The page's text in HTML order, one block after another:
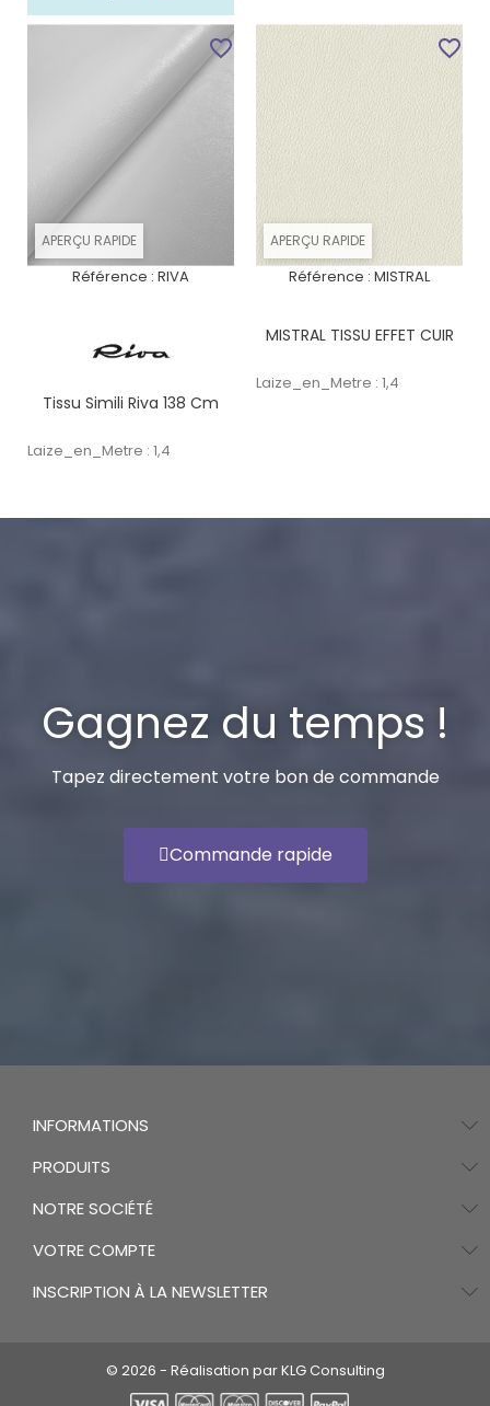
APERÇU RAPIDE
Référence : RIVA
Tissu Simili Riva 138 Cm
Laize_en_Metre : 1,4
favorite_border
APERÇU RAPIDE
Référence : MISTRAL
MISTRAL TISSU EFFET CUIR
Laize_en_Metre : 1,4
favorite_border
Gagnez du temps !
Tapez directement votre bon de commande
Commande rapide
INFORMATIONS
PRODUITS
NOTRE SOCIÉTÉ
VOTRE COMPTE
INSCRIPTION À LA NEWSLETTER
© 2026 - Réalisation par KLG Consulting